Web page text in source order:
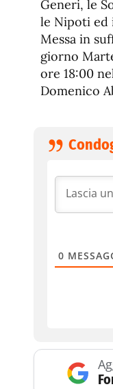
Generi, le
le Nipoti ed
Messa in
giorno
ore 18:00
Domenico
0